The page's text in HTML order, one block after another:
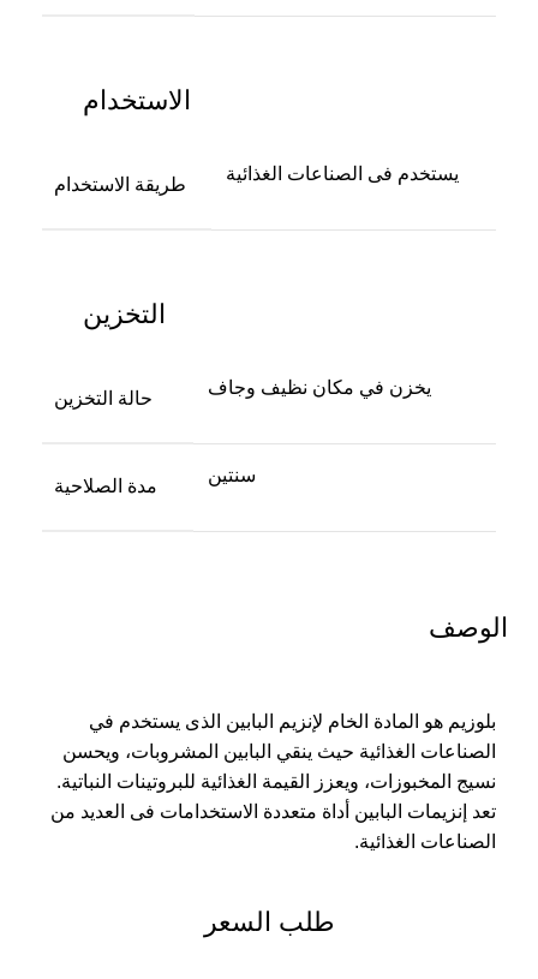
الوصف
بلوزيم هو المادة الخام لإنزيم البابين الذى يستخدم في
الصناعات الغذائية حيث ينقي البابين المشروبات، ويحسن
نسيج المخبوزات، ويعزز القيمة الغذائية للبروتينات النباتية.
تعد إنزيمات البابين أداة متعددة الاستخدامات فى العديد من
الصناعات الغذائية.
طلب السعر
الاستخدام
طريقة الاستخدام
يستخدم فى الصناعات الغذائية
التخزين
حالة التخزين
يخزن في مكان نظيف وجاف
مدة الصلاحية
سنتين